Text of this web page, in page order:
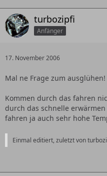
turbozipfi
Anfänger
17. November 2006
Mal ne Frage zum ausglühen!
Kommen durch das fahren
durch das schnelle
fahren ja auch sehr hohe
Einmal editiert, zuletzt von